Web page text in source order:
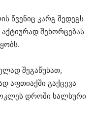
წვენიც კარგ შედეგს
შეხორცებას
შეგაწუხათ,
აფთიაქში გაქცევა
დროში ხალხური